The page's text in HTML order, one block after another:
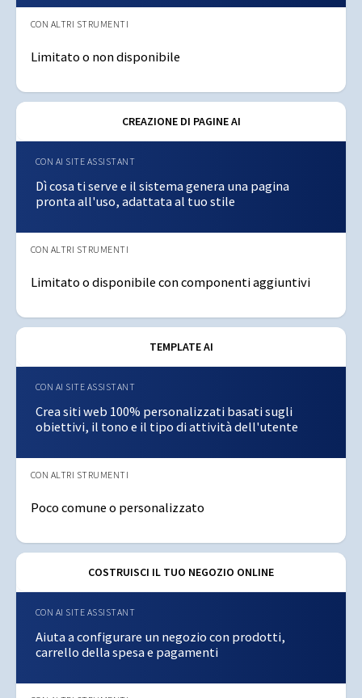
Limitato o non disponibile
CREAZIONE DI PAGINE AI
Dì cosa ti serve e il sistema genera una pagina
pronta all'uso, adattata al tuo stile
Limitato o disponibile con componenti aggiuntivi
TEMPLATE AI
Crea siti web 100% personalizzati basati sugli
obiettivi, il tono e il tipo di attività dell'utente
Poco comune o personalizzato
COSTRUISCI IL TUO NEGOZIO ONLINE
Aiuta a configurare un negozio con prodotti,
carrello della spesa e pagamenti